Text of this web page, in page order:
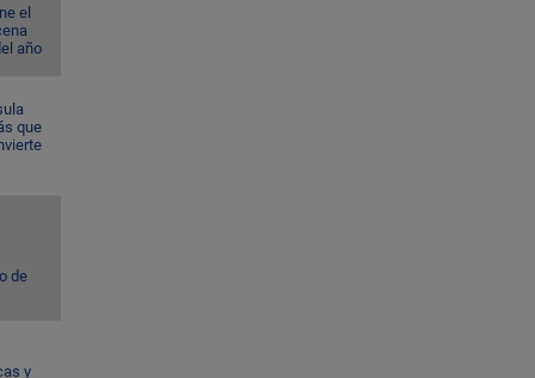
el
año
que
de
y